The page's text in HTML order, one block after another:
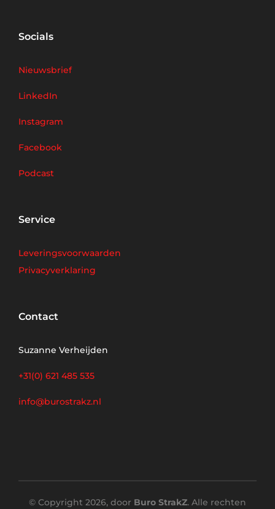
Socials
Nieuwsbrief
LinkedIn
Instagram
Facebook
Podcast
Service
Leveringsvoorwaarden
Privacyverklaring
Contact
Suzanne Verheijden
+31(0) 621 485 535
info@burostrakz.nl
© Copyright 2026, door Buro StrakZ. Alle rechten